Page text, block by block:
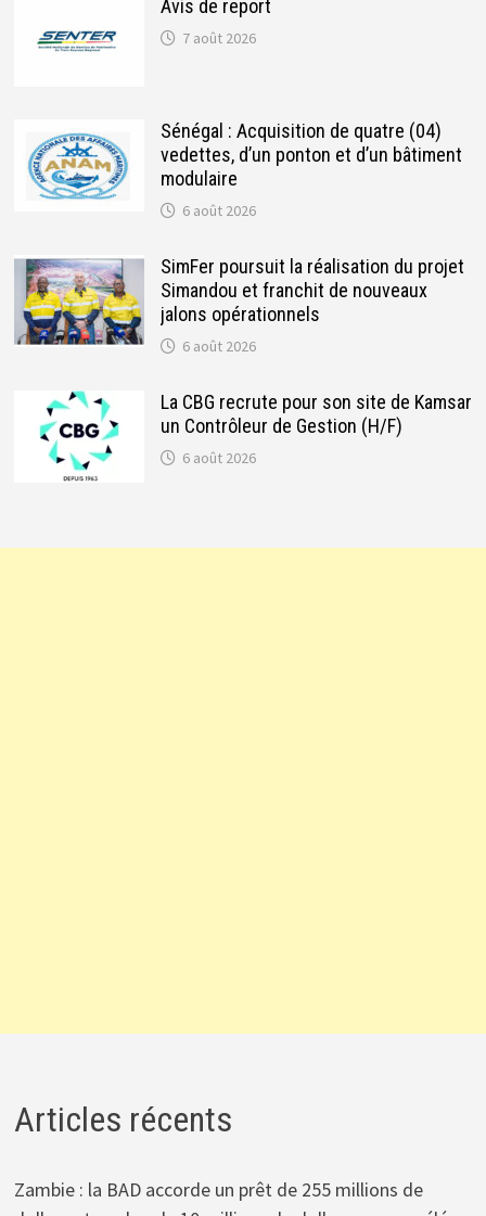
Avis de report
7 août 2026
Sénégal : Acquisition de quatre (04)
vedettes, d’un ponton et d’un bâtiment
modulaire
6 août 2026
SimFer poursuit la réalisation du projet
Simandou et franchit de nouveaux
jalons opérationnels
6 août 2026
La CBG recrute pour son site de Kamsar
un Contrôleur de Gestion (H/F)
6 août 2026
Articles récents
Zambie : la BAD accorde un prêt de 255 millions de